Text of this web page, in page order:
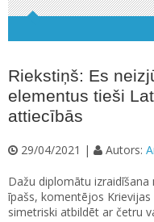
Riekstiņš: Es
elementus tieši
attiecībās
29/04/2021 | Autors:
Dažu diplomātu
īpašs, komentējos
simetriski atbildēt ar četru